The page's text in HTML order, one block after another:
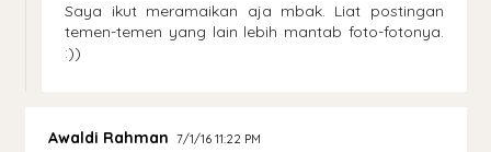
Saya ikut meramaikan aja mbak. Liat postingan
temen-temen yang lain lebih mantab foto-fotonya.
:))
Awaldi Rahman 7/1/16 11:22 PM